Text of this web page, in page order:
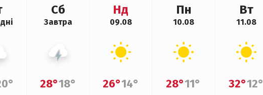
Сб
Завтра
28°18°
Нд
09.08
26°14°
Пн
10.08
28°11°
Вт
11.08
32°12°